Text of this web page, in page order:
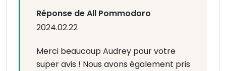
Réponse de All Pommodoro
2024.02.22
Merci beaucoup Audrey pour votre
super avis ! Nous avons également pris